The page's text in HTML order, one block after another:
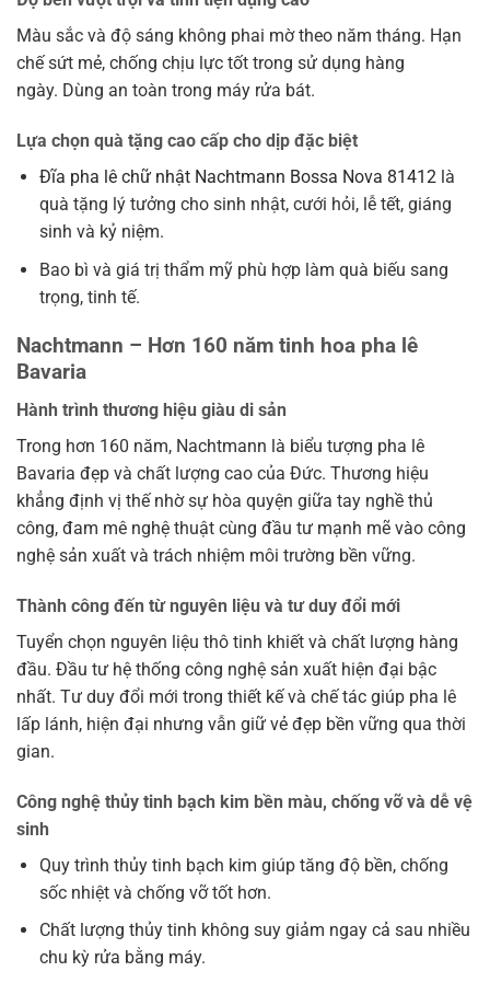
Màu sắc và độ sáng không phai mờ theo năm tháng. Hạn
chế sứt mẻ, chống chịu lực tốt trong sử dụng hàng
ngày. Dùng an toàn trong máy rửa bát.
Lựa chọn quà tặng cao cấp cho dịp đặc biệt
Đĩa pha lê chữ nhật Nachtmann Bossa Nova 81412là
quà tặng lý tưởng cho sinh nhật, cưới hỏi, lễ tết, giáng
sinh và kỷ niệm.
Bao bì và giá trị thẩm mỹ phù hợp làm quà biếu sang
trọng, tinh tế.
Nachtmann – Hơn 160 năm tinh hoa pha lê
Bavaria
Hành trình thương hiệu giàu di sản
Trong hơn 160 năm, Nachtmann là biểu tượng pha lê
Bavaria đẹp và chất lượng cao của Đức. Thương hiệu
khẳng định vị thế nhờ sự hòa quyện giữa tay nghề thủ
công, đam mê nghệ thuật cùng đầu tư mạnh mẽ vào công
nghệ sản xuất và trách nhiệm môi trường bền vững.
Thành công đến từ nguyên liệu và tư duy đổi mới
Tuyển chọn nguyên liệu thô tinh khiết và chất lượng hàng
đầu. Đầu tư hệ thống công nghệ sản xuất hiện đại bậc
nhất. Tư duy đổi mới trong thiết kế và chế tác giúp pha lê
lấp lánh, hiện đại nhưng vẫn giữ vẻ đẹp bền vững qua thời
gian.
Công nghệ thủy tinh bạch kim bền màu, chống vỡ và dễ vệ
sinh
Quy trình thủy tinh bạch kim giúp tăng độ bền, chống
sốc nhiệt và chống vỡ tốt hơn.
Chất lượng thủy tinh không suy giảm ngay cả sau nhiều
chu kỳ rửa bằng máy.